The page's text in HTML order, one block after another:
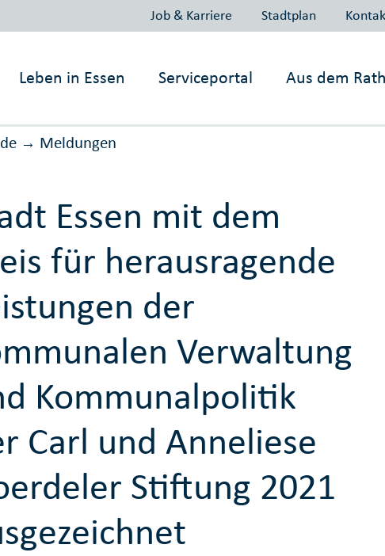
Job & Karriere Stadtplan
Leben in Essen Serviceportal Aus dem
→ Meldungen
Essen mit dem
für herausragende
der
Verwaltung
Kommunalpolitik
Carl und Anneliese
Stiftung 2021